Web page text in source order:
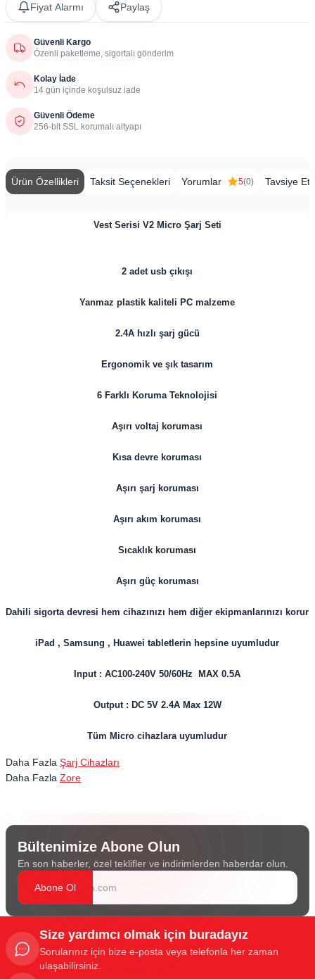
Fiyat Alarmı Paylaş
Güvenli Kargo
Özenli paketleme, sigortalı gönderim
Kolay İade
14 gün içinde koşulsuz iade
Güvenli Ödeme
256-bit SSL korumalı altyapı
Ürün Özellikleri Taksit Seçenekleri Yorumlar 5(0) Tavsiye Et
Vest Serisi V2 Micro Şarj Seti
2 adet usb çıkışı
Yanmaz plastik kaliteli PC malzeme
2.4A hızlı şarj gücü
Ergonomik ve şık tasarım
6 Farklı Koruma Teknolojisi
Aşırı voltaj koruması
Kısa devre koruması
Aşırı şarj koruması
Aşırı akım koruması
Sıcaklık koruması
Aşırı güç koruması
Dahili sigorta devresi hem cihazınızı hem diğer ekipmanlarınızı korur
iPad , Samsung , Huawei tabletlerin hepsine uyumludur
Input : AC100-240V 50/60Hz MAX 0.5A
Output : DC 5V 2.4A Max 12W
Tüm Micro cihazlara uyumludur
Daha Fazla Şarj Cihazları
Daha Fazla Zore
Bültenimize Abone Olun
En son haberler, özel teklifler ve indirimlerden haberdar olun.
Abone Ol
Size yardımcı olmak için buradayız
Sorularınız için bize e-posta veya telefonla her zaman
ulaşabilirsiniz.